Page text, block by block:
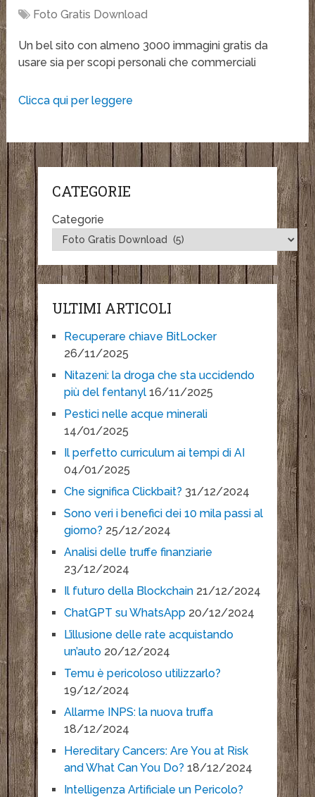
Foto Gratis Download
Un bel sito con almeno 3000 immagini gratis da
usare sia per scopi personali che commerciali
Clicca qui per leggere
CATEGORIE
Categorie
ULTIMI ARTICOLI
Recuperare chiave BitLocker
26/11/2025
Nitazeni: la droga che sta uccidendo
più del fentanyl 16/11/2025
Pestici nelle acque minerali
14/01/2025
Il perfetto curriculum ai tempi di AI
04/01/2025
Che significa Clickbait? 31/12/2024
Sono veri i benefici dei 10 mila passi al
giorno? 25/12/2024
Analisi delle truffe finanziarie
23/12/2024
Il futuro della Blockchain 21/12/2024
ChatGPT su WhatsApp 20/12/2024
L’illusione delle rate acquistando
un’auto 20/12/2024
Temu è pericoloso utilizzarlo?
19/12/2024
Allarme INPS: la nuova truffa
18/12/2024
Hereditary Cancers: Are You at Risk
and What Can You Do? 18/12/2024
Intelligenza Artificiale un Pericolo?